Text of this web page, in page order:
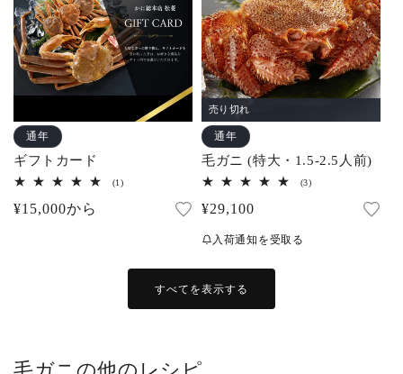
通年
ギフトカード
(1)1
合
通
¥15,000から
売り切れ
通年
毛ガニ (特大・1.5-2.5人前)
(3)3
通
格
¥29,100
入荷通知を受取る
すべてを表示する